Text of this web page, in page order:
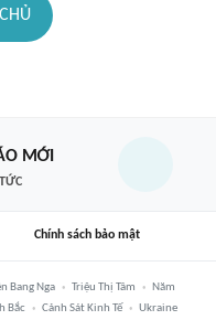
MỚI
Chính sách bảo mật
Bang Nga Triệu Thị Tâm
Năm
Bắc Cảnh Sát Kinh Tế
Ukraine